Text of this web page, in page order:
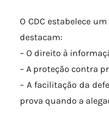
O CDC estabelece
destacam:
– O direito à
– A proteção contra
– A facilitação da
prova quando a